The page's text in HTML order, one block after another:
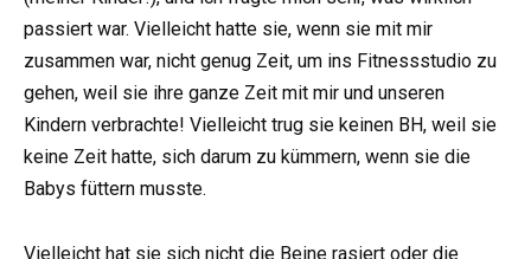
passiert war. Vielleicht hatte sie, wenn sie mit mir
zusammen war, nicht genug Zeit, um ins Fitnessstudio zu
gehen, weil sie ihre ganze Zeit mit mir und unseren
Kindern verbrachte! Vielleicht trug sie keinen BH, weil sie
keine Zeit hatte, sich darum zu kümmern, wenn sie die
Babys füttern musste.
Vielleicht hat sie sich nicht die Beine rasiert oder die